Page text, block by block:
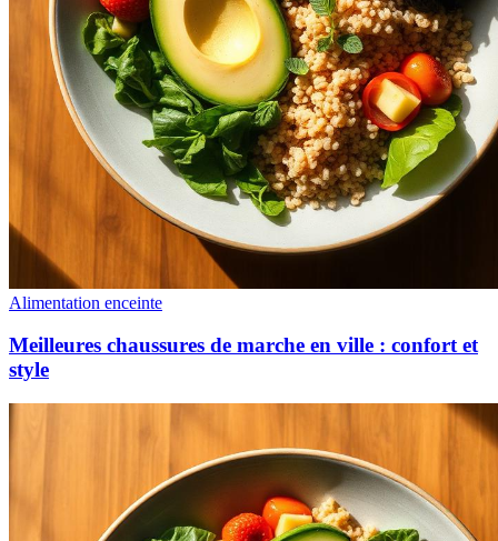
Alimentation enceinte
Meilleures chaussures de marche en ville : confort et
style